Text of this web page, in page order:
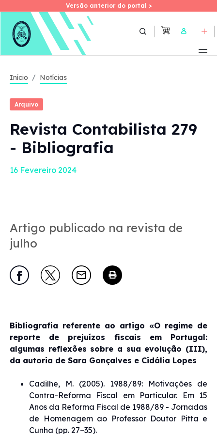
Skip
Versão anterior do portal >
Versão anterior do portal >
User
Início Notícias
Arquivo
Revista Contabilista 279
- Bibliografia
16 Fevereiro 2024
Artigo publicado na revista de
julho
Bibliografia referente ao artigo «O regime de
reporte de prejuízos fiscais em Portugal:
algumas reflexões sobre a sua evolução (III),
da autoria de Sara Gonçalves e Cidália Lopes
Cadilhe, M. (2005). 1988/89: Motivações de
Contra-Reforma Fiscal em Particular. Em 15
Anos da Reforma Fiscal de 1988/89 - Jornadas
de Homenagem ao Professor Doutor Pitta e
Cunha (pp. 27–35).